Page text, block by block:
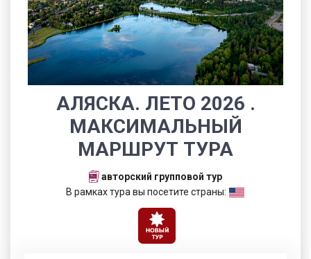
АЛЯСКА. ЛЕТО 2026 .
МАКСИМАЛЬНЫЙ
МАРШРУТ ТУРА
авторский групповой тур
В рамках тура вы посетите страны: